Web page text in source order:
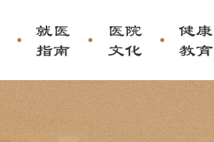
就医
指南
医院
文化
健康
教育